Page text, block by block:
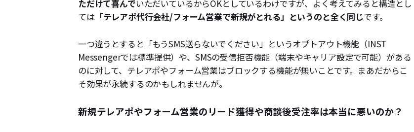
ただけて喜んでいただいているからOKとしているわけですが、よく考えてみると構造とし
ては「テレアポ代行会社/フォーム営業で新規がとれる」というのと全く同じです。
一つ違うとすると「もうSMS送らないでください」というオプトアウト機能（INST
Messengerでは標準提供）や、SMSの受信拒否機能（端末やキャリア設定で可能）がある
のに対して、テレアポやフォーム営業はブロックする機能が無いことです。まあだからこ
そ効果が永続するのかもしれませんが。
新規テレアポやフォーム営業のリード獲得や商談後受注率は本当に悪いのか？